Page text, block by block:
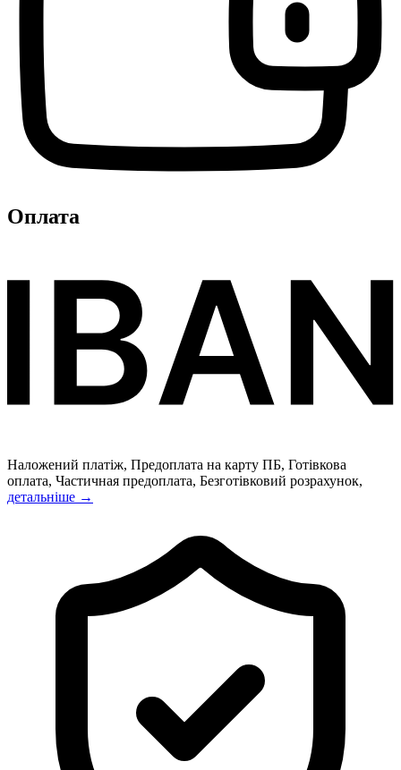
Оплата
Наложений платіж, Предоплата на карту ПБ, Готівкова
оплата, Частичная предоплата, Безготівковий розрахунок,
детальніше →